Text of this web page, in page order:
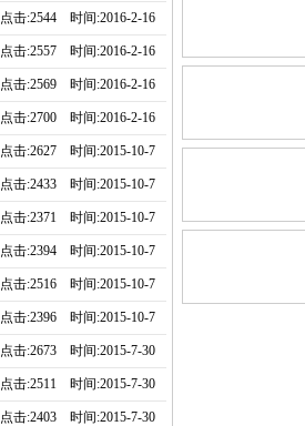
点击:2544 时间:2016-2-16
点击:2557 时间:2016-2-16
点击:2569 时间:2016-2-16
点击:2700 时间:2016-2-16
点击:2627 时间:2015-10-7
点击:2433 时间:2015-10-7
点击:2371 时间:2015-10-7
点击:2394 时间:2015-10-7
点击:2516 时间:2015-10-7
点击:2396 时间:2015-10-7
点击:2673 时间:2015-7-30
点击:2511 时间:2015-7-30
点击:2403 时间:2015-7-30